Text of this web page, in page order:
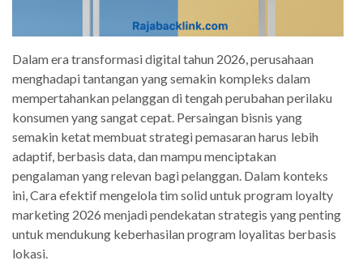
Dalam era transformasi digital tahun 2026, perusahaan
menghadapi tantangan yang semakin kompleks dalam
mempertahankan pelanggan di tengah perubahan perilaku
konsumen yang sangat cepat. Persaingan bisnis yang
semakin ketat membuat strategi pemasaran harus lebih
adaptif, berbasis data, dan mampu menciptakan
pengalaman yang relevan bagi pelanggan. Dalam konteks
ini, Cara efektif mengelola tim solid untuk program loyalty
marketing 2026 menjadi pendekatan strategis yang penting
untuk mendukung keberhasilan program loyalitas berbasis
lokasi.